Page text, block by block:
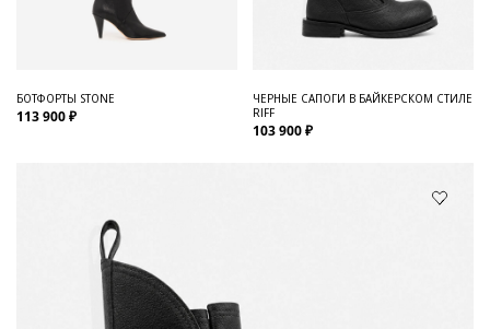
БОТФОРТЫ STONE
113 900 ₽
ЧЕРНЫЕ САПОГИ В БАЙКЕРСКОМ СТИЛЕ
RIFF
103 900 ₽